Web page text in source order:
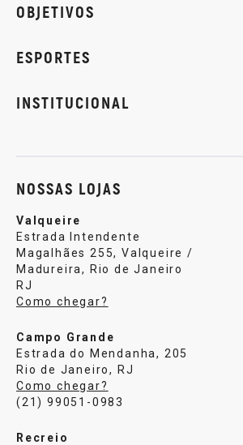
OBJETIVOS
ESPORTES
INSTITUCIONAL
NOSSAS LOJAS
Valqueire
Estrada Intendente
Magalhães 255, Valqueire /
Madureira, Rio de Janeiro
RJ
Como chegar?
Campo Grande
Estrada do Mendanha, 205
Rio de Janeiro, RJ
Como chegar?
(21) 99051-0983
Recreio